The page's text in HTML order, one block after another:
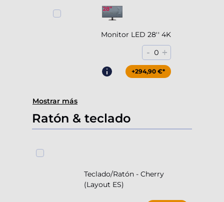
Monitor LED 28'' 4K
- 0 +
+294,90 €*
Mostrar más
Ratón & teclado
Teclado/Ratón - Cherry
(Layout ES)